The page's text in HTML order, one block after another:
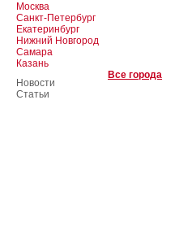
Москва
Санкт-Петербург
Екатеринбург
Нижний Новгород
Самара
Казань
Все города
Новости
Статьи